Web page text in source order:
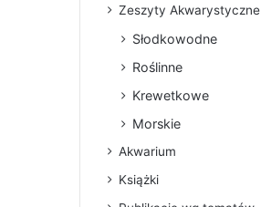
Zeszyty Akwarystyczne
Słodkowodne
Roślinne
Krewetkowe
Morskie
Akwarium
Książki